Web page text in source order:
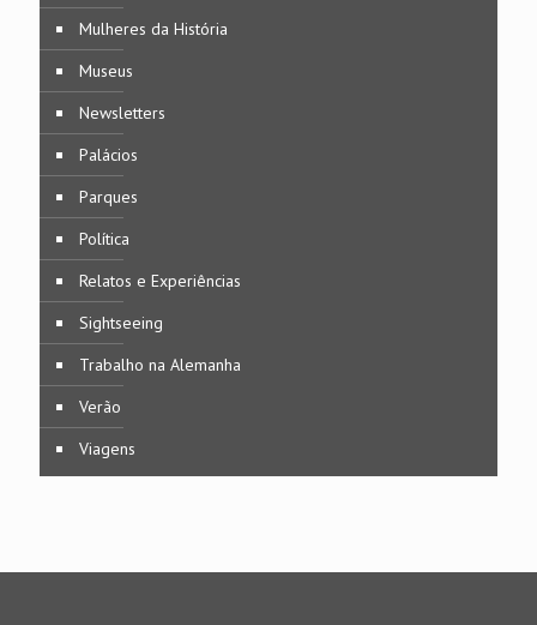
Mulheres da História
Museus
Newsletters
Palácios
Parques
Política
Relatos e Experiências
Sightseeing
Trabalho na Alemanha
Verão
Viagens